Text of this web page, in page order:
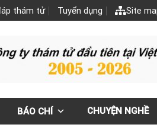
thám tử Tuyển dụng Site
BÁO CHÍ CHUYỆN NGHỀ